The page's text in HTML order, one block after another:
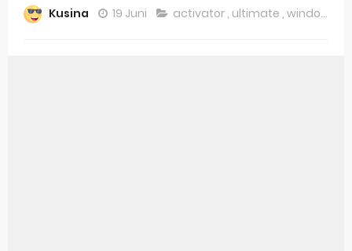
Kusina 19 Juni activator , ultimate , windows